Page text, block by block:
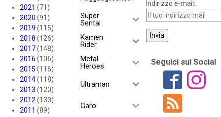
2021 (71)
2020 (91)
2019 (115)
2018 (126)
2017(148)
2016 (106)
2015 (116)
2014(118)
2013 (120)
2012(133)
2011 (89)
Super
Sentai
Kamen
Rider
Metal
Heroes
Ultraman
Garo
Indirizzo e-mail:
Seguici sui Social